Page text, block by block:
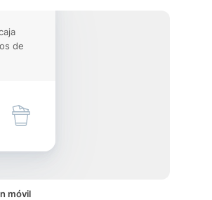
de
móvil